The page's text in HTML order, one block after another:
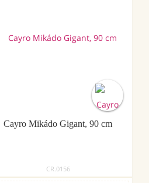
Cayro Mikádo Gigant, 90 cm
CR.0156